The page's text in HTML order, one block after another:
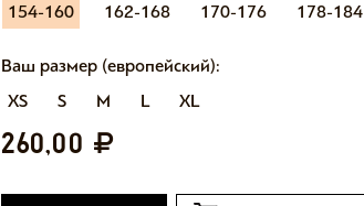
154-160
162-168 170-176 178-184
Ваш размер (европейский):
XS
S M L XL
260,00